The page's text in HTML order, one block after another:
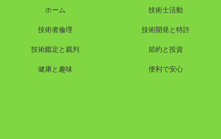
ホーム 技術士活動
技術者倫理 技術開発と特許
技術鑑定と裁判 節約と投資
健康と趣味 便利で安心